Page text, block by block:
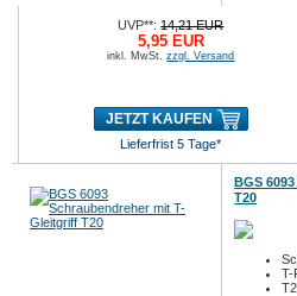
UVP**:14,21 EUR
5,95 EUR
inkl. MwSt.zzgl. Versand
JETZT KAUFEN
Lieferfrist 5 Tage*
BGS
T20
T-